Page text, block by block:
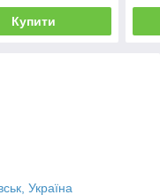
Купити
Україна